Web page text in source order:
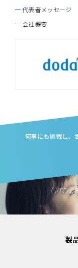
代表者メッセージ
会社概要
何事にも挑戦し、
製